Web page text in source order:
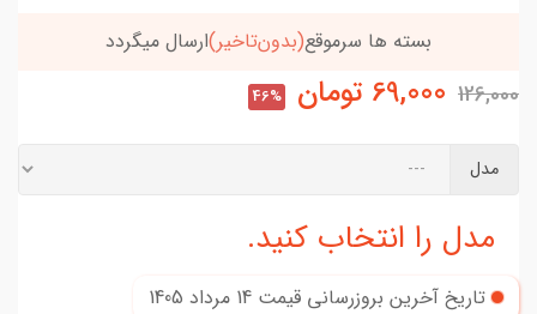
خریدتو به5میلیون برسون،ارسالت‌رایگانه
126,000
69,000 تومان 46%
مدل
مدل را انتخاب کنید.
تاریخ آخرین بروزرسانی قیمت 14 مرداد 1405